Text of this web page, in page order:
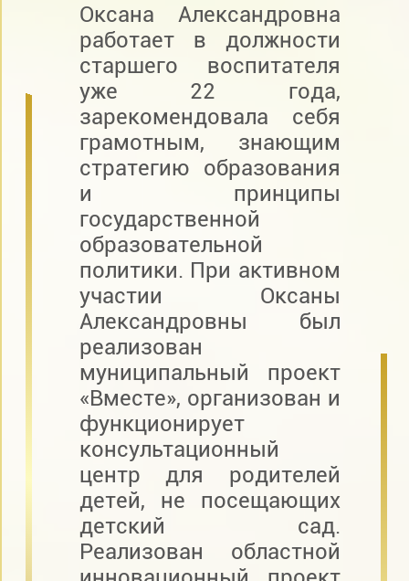
Оксана Александровна
работает в должности
старшего воспитателя
уже 22 года,
зарекомендовала себя
грамотным, знающим
стратегию образования
и принципы
государственной
образовательной
политики. При активном
участии Оксаны
Александровны был
реализован
муниципальный проект
«Вместе», организован и
функционирует
консультационный
центр для родителей
детей, не посещающих
детский сад.
Реализован областной